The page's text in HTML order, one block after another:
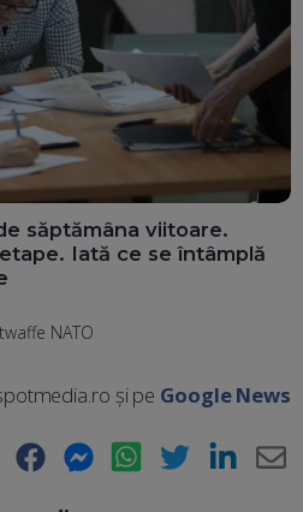
săptămâna viitoare.
Iată ce se întâmplă
NATO
și pe Google News
Facebook Messenger WhatsApp Twitter LinkedIn